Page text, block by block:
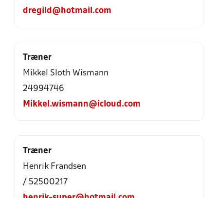
dregild@hotmail.com
Træner
Mikkel Sloth Wismann
24994746
Mikkel.wismann@icloud.com
Træner
Henrik Frandsen
/ 52500217